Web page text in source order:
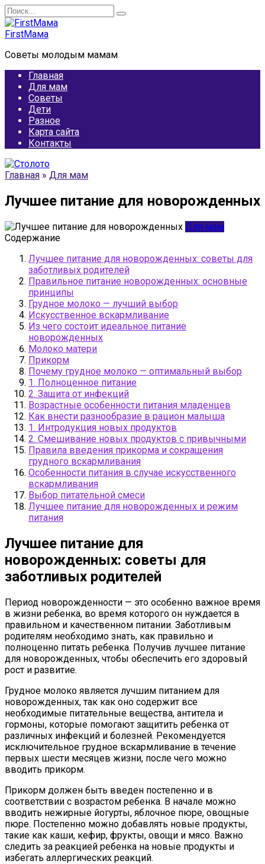
Перейти
к
содержанию
Search
for:
FirstМама
Советы молодым мамам
Главная
Для мам
Советы
Дети
Разное
Карта сайта
Контакты
Главная » Для мам
Лучшее питание для новорожденных
Для мам
Содержание
Лучшее питание для новорожденных: советы для
заботливых родителей
Правильное питание новорожденных: основные
принципы
Грудное молоко — лучший выбор
Искусственное вскармливание
Из чего состоит идеальное питание
новорожденных
Молоко матери
Прикорм
Почему грудное молоко — оптимальный выбор
1. Полноценное питание
2. Защита от инфекций
Возрастные особенности питания младенцев
Как внести разнообразие в рацион малыша
1. Интродукция новых продуктов
2. Смешивание новых продуктов с привычными
Правила введения прикорма и сокращения
грудного вскармливания
Особенности питания в случае искусственного
вскармливания
Выбор питательной смеси
Лучшее питание для новорожденных и режим
питания
Лучшее питание для
новорожденных: советы для
заботливых родителей
Период новорожденности — это особенно важное время
в жизни ребенка, во время которого он нуждается в
правильном и качественном питании. Заботливым
родителям необходимо знать, как правильно и
полноценно питать ребенка. Получив лучшее питание
для новорожденных, чтобы обеспечить его здоровый
рост и развитие.
Грудное молоко является лучшим питанием для
новорожденных, так как оно содержит все
необходимые питательные вещества, антитела и
гормоны, которые помогают защитить ребенка от
различных инфекций и болезней. Рекомендуется
исключительное грудное вскармливание в течение
первых шести месяцев жизни, после чего можно
вводить прикорм.
Прикорм должен быть введен постепенно и в
соответствии с возрастом ребенка. В начале можно
вводить нежирные йогурты, яблочное пюре, овощные
пюре. Постепенно можно добавлять новые продукты,
такие как каши, кефир, фрукты, овощи и мясо. Важно
следить за реакцией ребенка на новые продукты и
избегать аллергических реакций.